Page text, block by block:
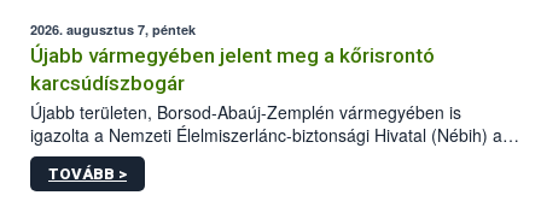
2026. augusztus 7, péntek
Újabb vármegyében jelent meg a kőrisrontó
karcsúdíszbogár
Újabb területen, Borsod-Abaúj-Zemplén vármegyében is
igazolta a Nemzeti Élelmiszerlánc-biztonsági Hivatal (Nébih) a
kőrisrontó karcsúdíszbogár (Agrilus planipennis) jelenlétét. A
kártevőt nem csak színcsapdában találták meg, de már fertőzött
TOVÁBB >